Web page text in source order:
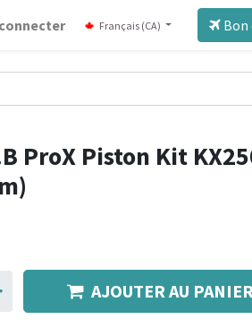
Français (CA) Bon
ProX Piston Kit
AJOUTER AU